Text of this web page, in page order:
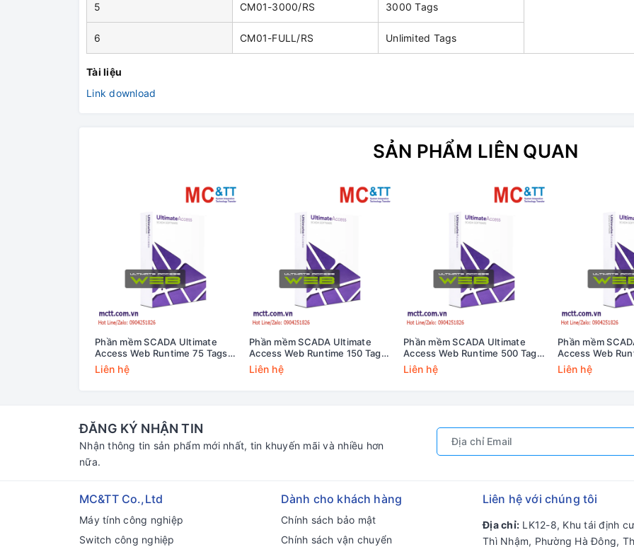
5 CM01-3000/RS 3000 Tags
6 CM01-FULL/RS Unlimited Tags
Tài liệu
Link download
SẢN PHẨM LIÊN QUAN
Phần mềm SCADA Ultimate
Access Web Runtime 75 Tags
Cimon UA02-0075/RS
Liên hệ
Phần mềm SCADA Ultimate
Access Web Runtime 150 Tags
Cimon UA02-0150/RS
Liên hệ
Phần mềm SCADA Ultimate
Access Web Runtime 500 Tags
Cimon UA02-0500/RS
Liên hệ
Phần mềm
Access Web
Cimon UA02-
Liên hệ
ĐĂNG KÝ NHẬN TIN
Nhận thông tin sản phẩm mới nhất, tin khuyến mãi và nhiều hơn
nữa.
MC&TT Co.,Ltd
Máy tính công nghiệp
Switch công nghiệp
Dành cho khách hàng
Chính sách bảo mật
Chính sách vận chuyển
Liên hệ với chúng tôi
Địa chỉ: LK12-8, Khu tái định
Thì Nhậm, Phường Hà Đông,